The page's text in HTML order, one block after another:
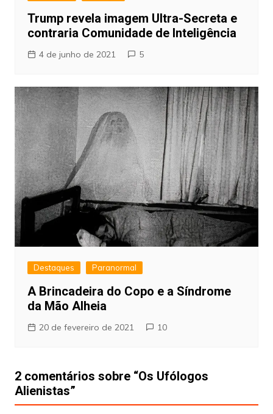
Trump revela imagem Ultra-Secreta e
contraria Comunidade de Inteligência
4 de junho de 2021 5
Destaques Paranormal
A Brincadeira do Copo e a Síndrome
da Mão Alheia
20 de fevereiro de 2021 10
2 comentários sobre “Os Ufólogos
Alienistas”